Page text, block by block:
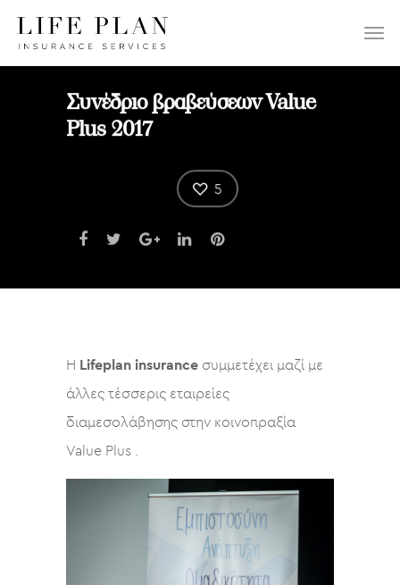
ΕΠΙΛΕΞΤΕ:
Συνέδριο βραβεύσεων Value
Plus 2017
5
Η Lifeplan insurance συμμετέχει μαζί με
άλλες τέσσερις εταιρείες
διαμεσολάβησης στην κοινοπραξία
Value Plus .